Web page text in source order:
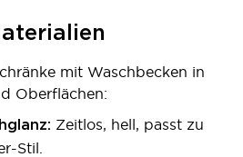
mit Waschbecken in
Oberflächen:
Zeitlos, hell, passt zu
Stil.